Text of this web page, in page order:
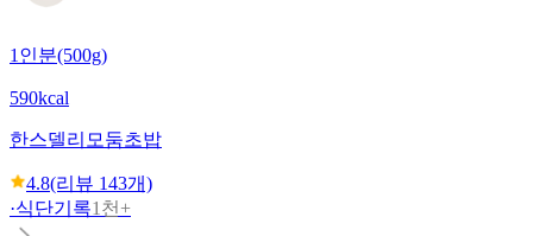
1인분(500g)
590kcal
한스델리 모둠초밥
4.8(리뷰 143개)
·식단기록1천+